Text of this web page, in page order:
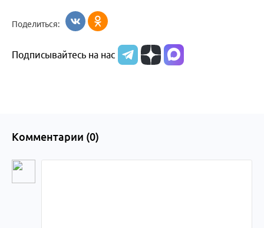
Поделиться:
Подписывайтесь на нас
Комментарии (0)